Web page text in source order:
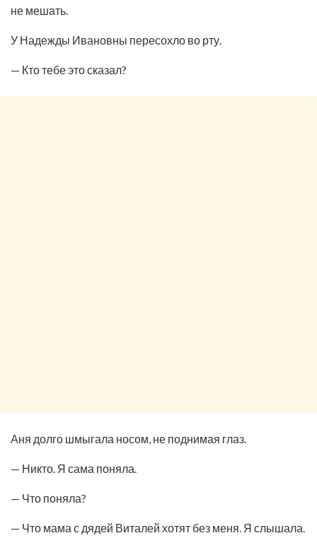
не мешать.
У Надежды Ивановны пересохло во рту.
— Кто тебе это сказал?
Аня долго шмыгала носом, не поднимая глаз.
— Никто. Я сама поняла.
— Что поняла?
— Что мама с дядей Виталей хотят без меня. Я слышала.